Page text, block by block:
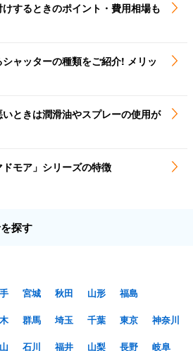
するときのポイント・費用相場も
ャッターの種類をご紹介! メリッ
ときは潤滑油やスプレーの使用が
モア」シリーズの特徴
探す
宮城 秋田 山形
福島
群馬 埼玉 千葉 東京
神奈川
石川 福井 山梨 長野
岐阜